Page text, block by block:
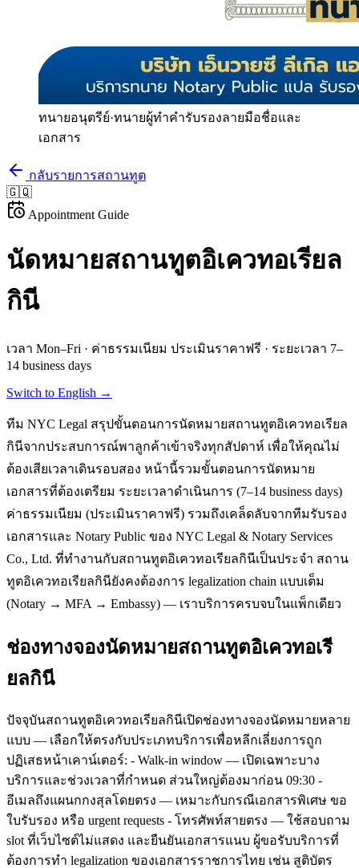
ทนายอนุตรีย์·ทนายผู้ทำคำรับรองลายมือชื่อและ
เอกสาร
กลับรายการสถานทูต
🇬🇶
Appointment Guide
นัดหมายสถานทูตอิเควทอเรียล
กินี
เวลา Mon–Fri · ค่าธรรมเนียม ประเมินราคาฟรี · ระยะเวลา 7–
14 business days
Switch to English →
ทีม NYC Legal สรุปขั้นตอนการนัดหมายสถานทูตอิเควทอเรียล
กินีจากประสบการณ์พาลูกค้าเข้าจริงทุกสัปดาห์ เพื่อให้คุณไม่
ต้องเสียเวลาเดินรอบสอง หน้านี้รวมขั้นตอนการนัดหมาย
เอกสารที่ต้องเตรียม ระยะเวลาดำเนินการ (7–14 business days)
ค่าธรรมเนียม (ประเมินราคาฟรี) รวมถึงเคล็ดลับจากทีมรับรอง
เอกสารและ Notary Public ของ NYC Legal & Notary Services
Co., Ltd. ที่ทำงานกับสถานทูตอิเควทอเรียลกินีเป็นประจำ สถาน
ทูตอิเควทอเรียลกินียังคงต้องการ legalization chain แบบเต็ม
(Notary → MFA → Embassy) — เราบริการครบจบในแพ็กเดียว
ช่องทางจองนัดหมายสถานทูตอิเควทอเรี
ยลกินี
ปัจจุบันสถานทูตอิเควทอเรียลกินีเปิดช่องทางจองนัดหมายหลาย
แบบ — เลือกให้ตรงกับประเภทบริการเพื่อหลีกเลี่ยงการถูก
ปฏิเสธหน้าเคาน์เตอร์: - Walk-in window — เปิดเฉพาะบาง
บริการและช่วงเวลาที่กำหนด ส่วนใหญ่ต้องมาก่อน 09:30 -
อีเมลถึงแผนกกงสุลโดยตรง — เหมาะกับกรณีเอกสารพิเศษ ขอ
ใบรับรอง หรือ urgent requests - โทรศัพท์สายตรง — ใช้สอบถาม
slot ที่เว็บไซต์ไม่แสดง และยืนยันเอกสารแนบ ผู้ขอรับบริการที่
ต้องการทำ legalization ของเอกสารราชการไทย เช่น สูติบัตร